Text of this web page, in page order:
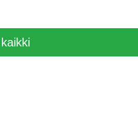
Kärkikiinnike Oy
Ristipellontie 21